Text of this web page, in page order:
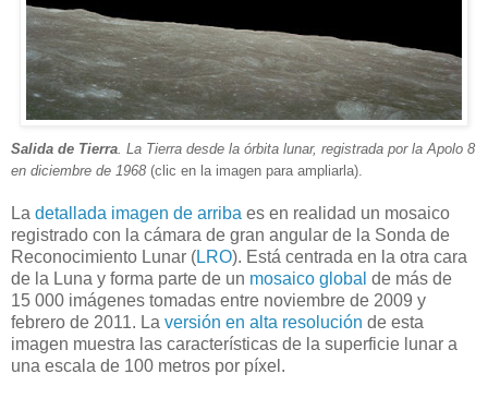
Salida de Tierra . La Tierra desde la órbita lunar, registrada por la Apolo 8
en diciembre de 1968 (clic en la imagen para ampliarla).
La detallada imagen de arriba es en realidad un mosaico
registrado con la cámara de gran angular de la Sonda de
Reconocimiento Lunar (LRO). Está centrada en la otra cara
de la Luna y forma parte de un mosaico global de más de
15 000 imágenes tomadas entre noviembre de 2009 y
febrero de 2011. La versión en alta resolución de esta
imagen muestra las características de la superficie lunar a
una escala de 100 metros por píxel.